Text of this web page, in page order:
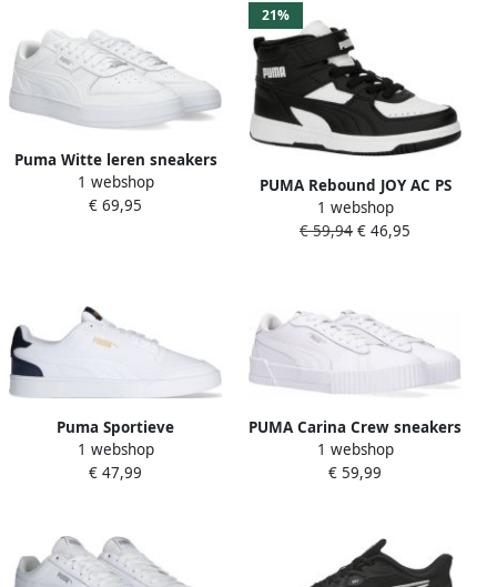
Puma Witte leren sneakers
met gepolsterde
enkelondersteuning White
1 webshop
€ 69,95
21%
PUMA Rebound JOY AC PS
Unisex Sneakers Black-
Black- White
1 webshop
€ 59,94 € 46,95
Puma Sportieve
Comfortschoenen voor
Mannen White Heren
1 webshop
€ 47,99
PUMA Carina Crew sneakers
wit Imitatieleer Dames
1 webshop
€ 59,99